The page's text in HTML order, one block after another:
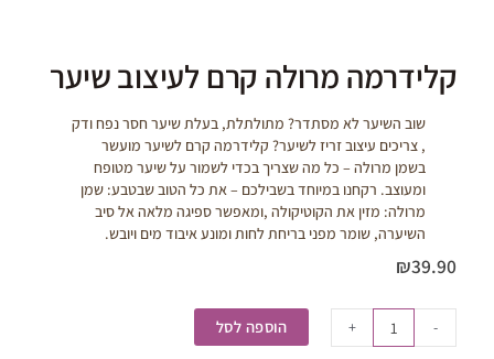
קלידרמה מרולה קרם לעיצוב שיער
שוב השיער לא מסתדר? מתולתלת, בעלת שיער חסר נפח ודק
, צריכים עיצוב זריז לשיער? קלידרמה קרם לשיער מועשר
בשמן מרולה – כל מה שצריך בכדי לשמור על שיער מטופח
ומעוצב. רקחנו במיוחד בשבילכם – את כל הטוב שבטבע: שמן
מרולה: מזין את הקוטיקולה ,ומאפשר ספיגה מלאה אל סיב
השיערה, שומר מפני בריחת לחות ומונע איבוד מים ויובש.
₪39.90
-
קלידרמה
+ הוספה לסל